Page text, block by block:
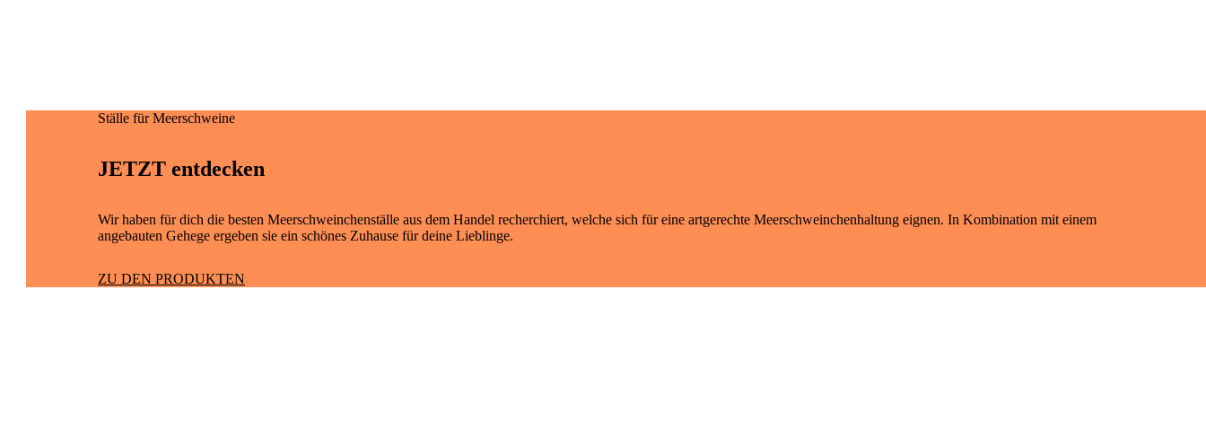
Ställe für Meerschweine
JETZT entdecken
Wir haben für dich die besten Meerschweinchenställe aus dem Handel recherchiert, welche sich für eine artgerechte Meerschweinchenhaltung eignen. In Kombination mit einem
angebauten Gehege ergeben sie ein schönes Zuhause für deine Lieblinge.
ZU DEN PRODUKTEN